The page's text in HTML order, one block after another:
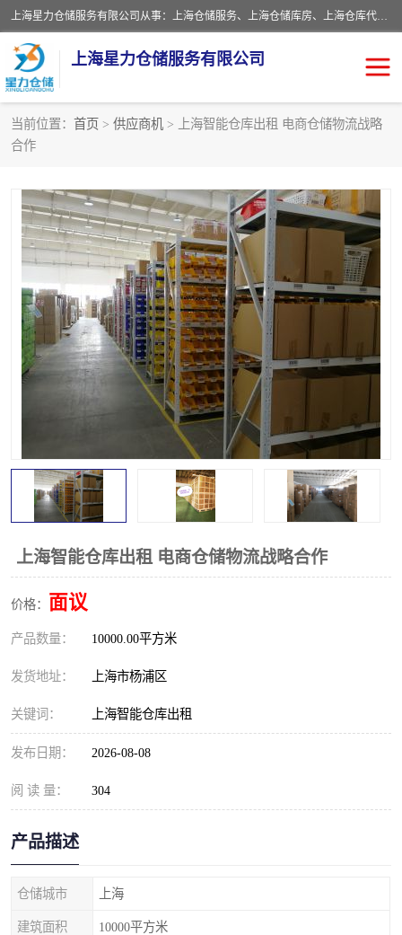
上海星力仓储服务有限公司从事：上海仓储服务、上海仓储库房、上海仓库代运营、上海仓库对外出租、上海仓库外包、上海三方仓储、上海电商仓储代发、上海电商代发货仓库、上海托管仓库、上海仓储配送。上海星力仓储服务有限公司现在拥有100个分仓、10万余平方的标准库房，精炼员工几百名，与几千家客户合作，公司已跻身上海仓储行业前列。欢迎来电咨询！
上海星力仓储服务有限公司
当前位置： 首页 > 供应商机 > 上海智能仓库出租 电商仓储物流战略
合作
上海智能仓库出租 电商仓储物流战略合作
价格： 面议
产品数量： 10000.00平方米
发货地址： 上海市杨浦区
关键词： 上海智能仓库出租
发布日期： 2026-08-08
阅 读 量： 304
产品描述
仓储城市 上海
建筑面积 10000平方米
上海仓库对外出租
上海仓储配送 上海仓库外包
上海仓库代运营 上海托管仓库
上海第三方仓储 上海仓储服务
仓储 上海电商代发货仓库
上海托管仓库